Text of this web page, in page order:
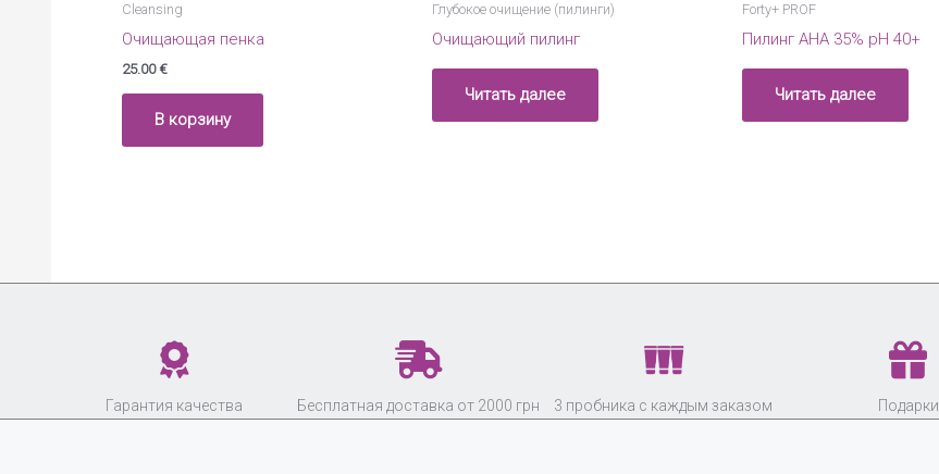
Cleansing
Очищающая пенка
25.00€
В корзину
Глубокое очищение (пилинги)
Очищающий пилинг
Читать далее
Forty+ PROF
Пилинг АНА 35% рН 40+
Читать далее
Гарантия качества Бесплатная доставка от 2000 грн 3 пробника с каждым заказом Подарки